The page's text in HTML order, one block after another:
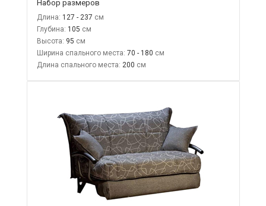
Набор размеров
Длина: 127 - 237
Глубина: 105
Высота: 95
Ширина спального места: 70 - 180
Длина спального места: 200